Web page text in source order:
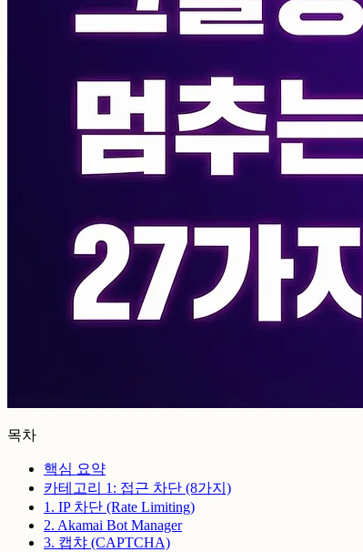
목차
핵심 요약
카테고리 1: 접근 차단 (8가지)
1. IP 차단 (Rate Limiting)
2. Akamai Bot Manager
3. 캡챠 (CAPTCHA)